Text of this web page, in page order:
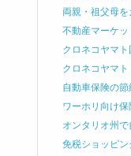
両親・祖父母
不動産マーケッ
クロネコヤマ
クロネコヤマ
自動車保険の節
ワーホリ向け保
オンタリオ州
免税ショッピン